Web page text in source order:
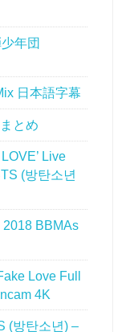
年団
日本語字幕
とめ
Live
(방탄소년
2018 BBMAs
Love Full
4K
(방탄소년) –